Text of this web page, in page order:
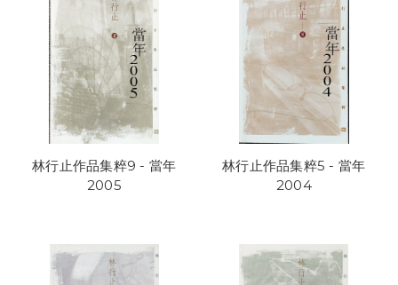
林行止作品集粹9 - 當年
2005
林行止作品集粹5 - 當年
2004